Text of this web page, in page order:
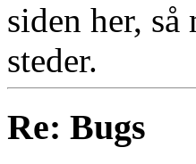
siden her,
steder.
Re: Bugs